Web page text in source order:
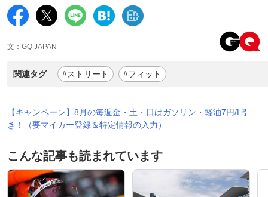
文：GQ JAPAN
関連タグ #ストリート #フィット
【キャンペーン】8月の毎週金・土・日はガソリン・軽油7円/L引
き！（要マイカー登録＆特定情報の入力）
こんな記事も読まれています